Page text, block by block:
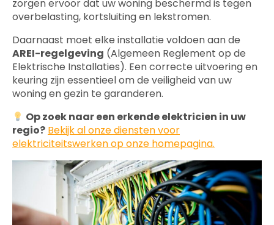
zorgen ervoor dat uw woning beschermd is tegen
overbelasting, kortsluiting en lekstromen.
Daarnaast moet elke installatie voldoen aan de
AREI-regelgeving (Algemeen Reglement op de
Elektrische Installaties). Een correcte uitvoering en
keuring zijn essentieel om de veiligheid van uw
woning en gezin te garanderen.
Op zoek naar een erkende elektricien in uw
regio? Bekijk al onze diensten voor
elektriciteitswerken op onze homepagina.